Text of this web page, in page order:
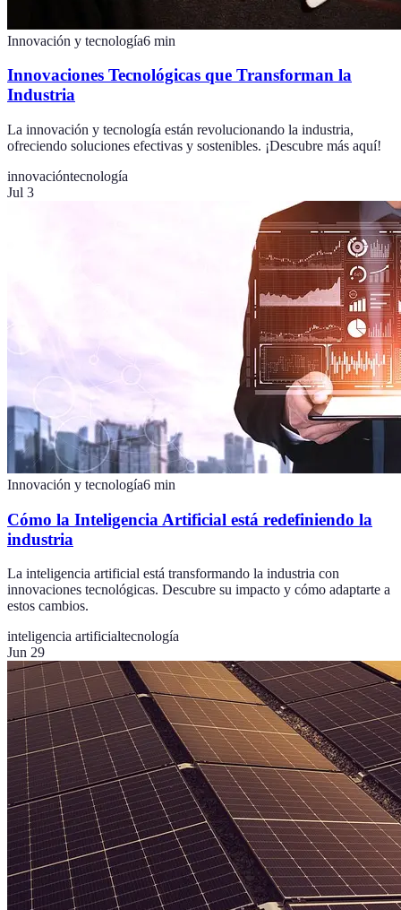
Innovación y tecnología6 min
Innovaciones Tecnológicas que Transforman la
Industria
La innovación y tecnología están revolucionando la industria,
ofreciendo soluciones efectivas y sostenibles. ¡Descubre más aquí!
innovacióntecnología
Jul 3
Innovación y tecnología6 min
Cómo la Inteligencia Artificial está redefiniendo la
industria
La inteligencia artificial está transformando la industria con
innovaciones tecnológicas. Descubre su impacto y cómo adaptarte a
estos cambios.
inteligencia artificialtecnología
Jun 29